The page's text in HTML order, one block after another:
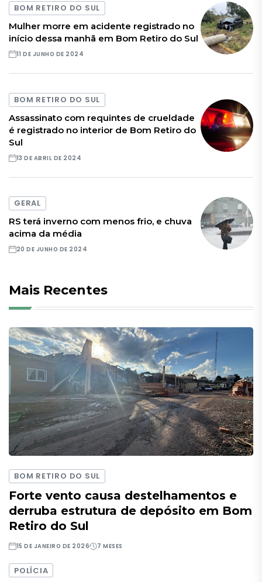
BOM RETIRO DO SUL
Mulher morre em acidente registrado no
início dessa manhã em Bom Retiro do Sul
11 DE JUNHO DE 2024
BOM RETIRO DO SUL
Assassinato com requintes de crueldade
é registrado no interior de Bom Retiro do
Sul
13 DE ABRIL DE 2024
GERAL
RS terá inverno com menos frio, e chuva
acima da média
20 DE JUNHO DE 2024
Mais Recentes
BOM RETIRO DO SUL
Forte vento causa destelhamentos e
derruba estrutura de depósito em Bom
Retiro do Sul
15 DE JANEIRO DE 2026 7 MESES
POLÍCIA